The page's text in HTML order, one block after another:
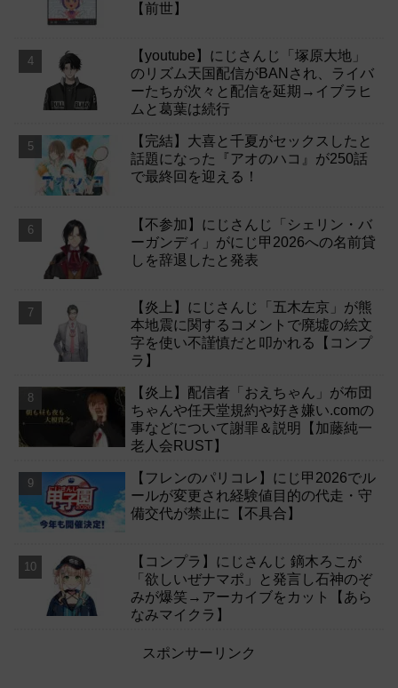
【前世】
【youtube】にじさんじ「塚原大地」
のリズム天国配信がBANされ、ライバ
ーたちが次々と配信を延期→イブラヒ
ムと葛葉は続行
【完結】大喜と千夏がセックスしたと
話題になった『アオのハコ』が250話
で最終回を迎える！
【不参加】にじさんじ「シェリン・バ
ーガンディ」がにじ甲2026への名前貸
しを辞退したと発表
【炎上】にじさんじ「五木左京」が熊
本地震に関するコメントで廃墟の絵文
字を使い不謹慎だと叩かれる【コンプ
ラ】
【炎上】配信者「おえちゃん」が布団
ちゃんや任天堂規約や好き嫌い.comの
事などについて謝罪＆説明【加藤純一
老人会RUST】
【フレンのパリコレ】にじ甲2026でル
ールが変更され経験値目的の代走・守
備交代が禁止に【不具合】
【コンプラ】にじさんじ 鏑木ろこが
「欲しいぜナマポ」と発言し石神のぞ
みが爆笑→アーカイブをカット【あら
なみマイクラ】
スポンサーリンク